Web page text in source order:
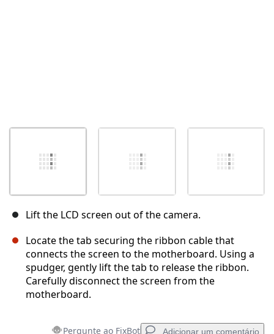
Lift the LCD screen out of the camera.
Locate the tab securing the ribbon cable that
connects the screen to the motherboard. Using a
spudger, gently lift the tab to release the ribbon.
Carefully disconnect the screen from the
motherboard.
Pergunte ao FixBot Adicionar um comentário